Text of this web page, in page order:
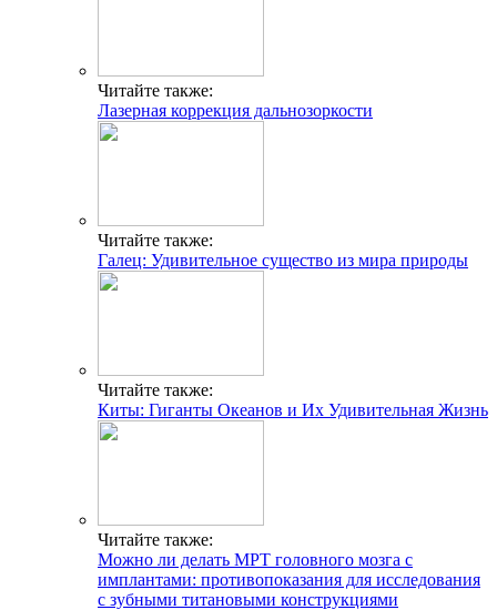
Читайте также:
Лазерная коррекция дальнозоркости
Читайте также:
Галец: Удивительное существо из мира природы
Читайте также:
Киты: Гиганты Океанов и Их Удивительная Жизнь
Читайте также:
Можно ли делать МРТ головного мозга с
имплантами: противопоказания для исследования
с зубными титановыми конструкциями